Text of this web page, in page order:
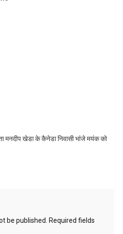
मनदीप खेडा के कैनेडा निवासी भांजे मयंक को
be published.
Required fields